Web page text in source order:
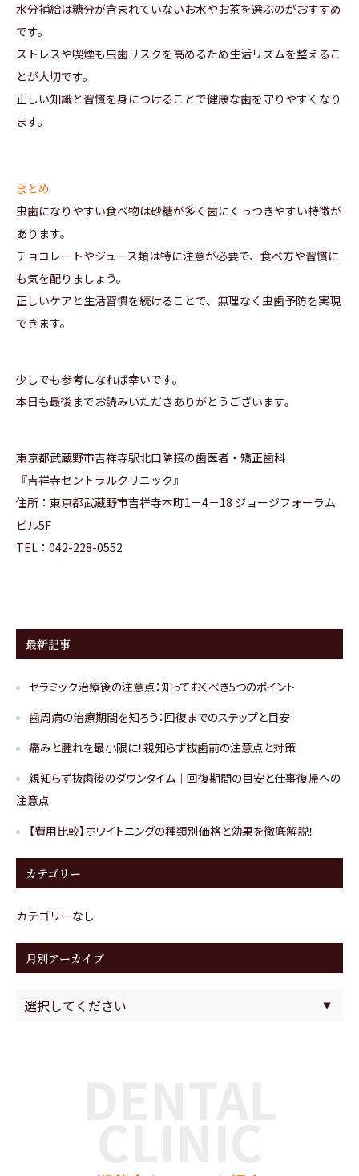
水分補給は糖分が含まれていないお水やお茶を選ぶのがおすすめ
です。
ストレスや喫煙も虫歯リスクを高めるため生活リズムを整えるこ
とが大切です。
正しい知識と習慣を身につけることで健康な歯を守りやすくなり
ます。
まとめ
虫歯になりやすい食べ物は砂糖が多く歯にくっつきやすい特徴が
あります。
チョコレートやジュース類は特に注意が必要で、食べ方や習慣に
も気を配りましょう。
正しいケアと生活習慣を続けることで、無理なく虫歯予防を実現
できます。
少しでも参考になれば幸いです。
本日も最後までお読みいただきありがとうございます。
東京都武蔵野市吉祥寺駅北口隣接の歯医者・矯正歯科
『吉祥寺セントラルクリニック』
住所： 東京都武蔵野市吉祥寺本町1－4－18 ジョージフォーラム
ビル5F
TEL：042-228-0552
最新記事
セラミック治療後の注意点：知っておくべき5つのポイント
歯周病の治療期間を知ろう：回復までのステップと目安
痛みと腫れを最小限に！親知らず抜歯前の注意点と対策
親知らず抜歯後のダウンタイム｜回復期間の目安と仕事復帰への
注意点
【費用比較】ホワイトニングの種類別価格と効果を徹底解説！
カテゴリー
カテゴリーなし
月別アーカイブ